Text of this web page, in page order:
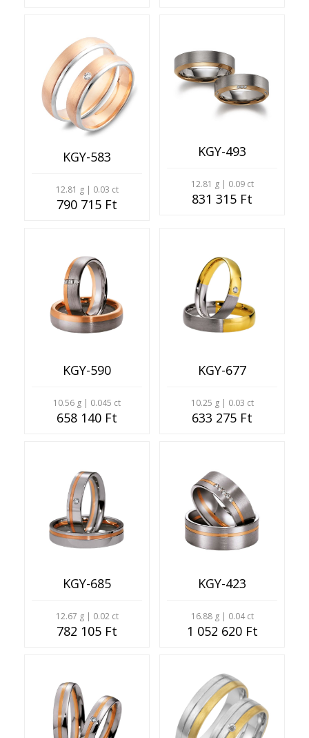
KGY-583
12.81 g | 0.03 ct
790 715 Ft
KGY-493
12.81 g | 0.09 ct
831 315 Ft
KGY-590
10.56 g | 0.045 ct
658 140 Ft
KGY-677
10.25 g | 0.03 ct
633 275 Ft
KGY-685
12.67 g | 0.02 ct
782 105 Ft
KGY-423
16.88 g | 0.04 ct
1 052 620 Ft